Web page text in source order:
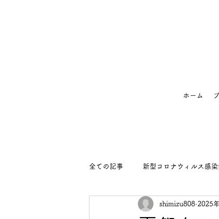
ホーム
全ての記事 新型コロナウィルス感
shimizu808 2025